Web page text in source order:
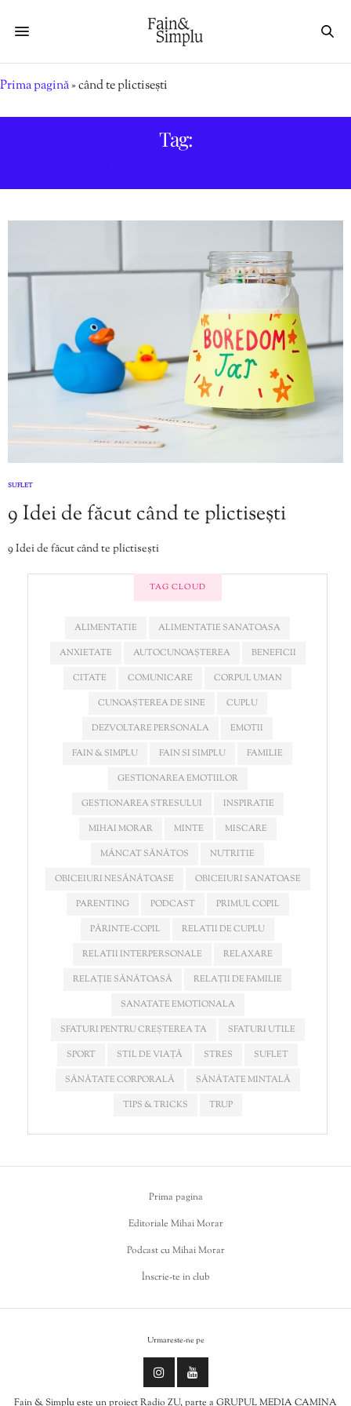
Prima pagină»când te plictisești
Tag:
SUFLET
9 Idei de făcut când te plictisești
9 Idei de făcut când te plictisești
TAG CLOUD
ALIMENTATIE
ALIMENTATIE SANATOASA
ANXIETATE
AUTOCUNOAȘTEREA
BENEFICII
CITATE
COMUNICARE
CORPUL UMAN
CUNOAȘTEREA DE SINE
CUPLU
DEZVOLTARE PERSONALA
EMOTII
FAIN & SIMPLU
FAIN SI SIMPLU
FAMILIE
GESTIONAREA EMOTIILOR
GESTIONAREA STRESULUI
INSPIRATIE
MIHAI MORAR
MINTE
MISCARE
MÂNCAT SĂNĂTOS
NUTRITIE
OBICEIURI NESĂNĂTOASE
OBICEIURI SANATOASE
PARENTING
PODCAST
PRIMUL COPIL
PĂRINTE-COPIL
RELATII DE CUPLU
RELATII INTERPERSONALE
RELAXARE
RELAȚIE SĂNĂTOASĂ
RELAȚII DE FAMILIE
SANATATE EMOTIONALA
SFATURI PENTRU CREȘTEREA TA
SFATURI UTILE
SPORT
STIL DE VIAȚĂ STRES
SUFLET
SĂNĂTATE CORPORALĂ
SĂNĂTATE MINTALĂ
TIPS & TRICKS
TRUP
Prima pagina
Editoriale Mihai Morar
Podcast cu Mihai Morar
Înscrie-te in club
Urmareste-ne pe
Fain & Simplu este un proiect Radio ZU, parte a GRUPUL MEDIA CAMINA